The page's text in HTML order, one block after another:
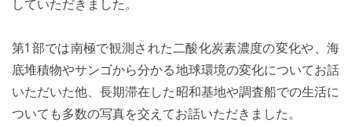
していただきました。
第1部では南極で観測された二酸化炭素濃度の変化や、海
底堆積物やサンゴから分かる地球環境の変化についてお話
いただいた他、長期滞在した昭和基地や調査船での生活に
ついても多数の写真を交えてお話いただきました。